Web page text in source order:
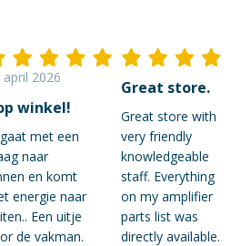
april 2026
winkel!
gaat met een
naar
en komt
energie naar
Een uitje
de vakman.
Great store.
Great store with
very friendly
knowledgeable
staff. Everything
on my amplifier
parts list was
directly available.